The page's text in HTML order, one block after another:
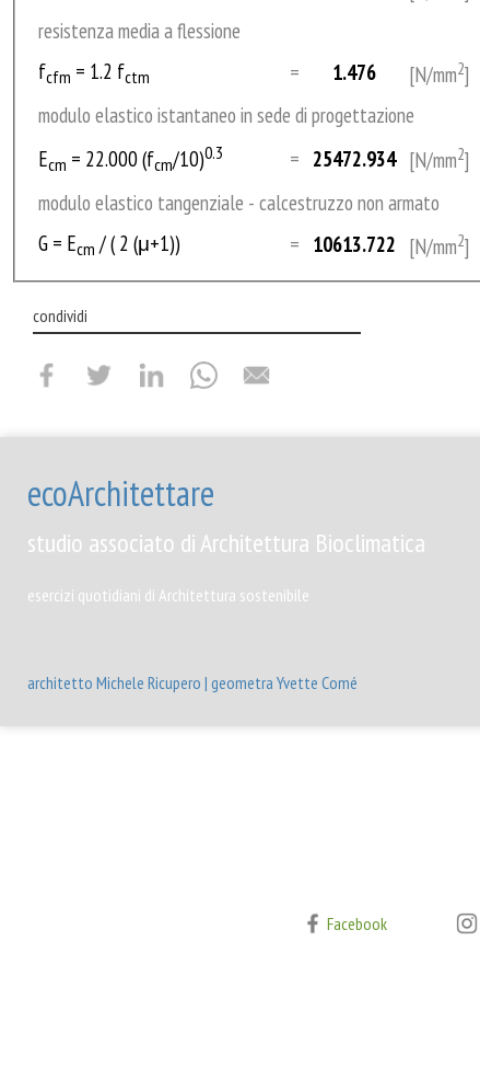
online
curriculum
APPS
download
friends
contatti
resistenza media a flessione
fcfm = 1.2 fctm = 1.476 [N/mm2]
modulo elastico istantaneo in sede di progettazione
Ecm = 22.000 (fcm/10)0.3 = 25472.934 [N/mm2]
modulo elastico tangenziale - calcestruzzo non armato
G = Ecm / ( 2 (μ+1)) = 10613.722 [N/mm2]
condividi
ecoArchitettare
studio associato di Architettura Bioclimatica
esercizi quotidiani di Architettura sostenibile
architetto Michele Ricupero | geometra Yvette Comé
Facebook